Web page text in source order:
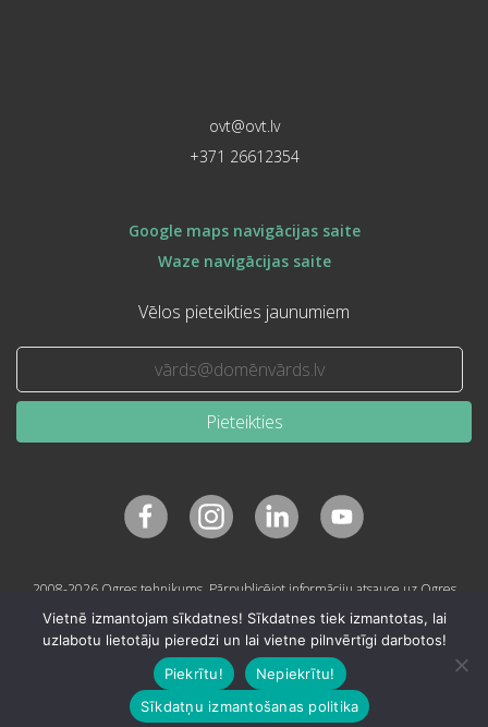
ovt@ovt.lv
+371 26612354
Google maps navigācijas saite
Waze navigācijas saite
Vēlos pieteikties jaunumiem
Pieteikties
2008-2026 Ogres tehnikums. Pārpublicējot informāciju atsauce uz Ogres
Vietnē izmantojam sīkdatnes! Sīkdatnes tiek izmantotas, lai
uzlabotu lietotāju pieredzi un lai vietne pilnvērtīgi darbotos!
Piekrītu!
Nepiekrītu!
Sīkdatņu izmantošanas politika